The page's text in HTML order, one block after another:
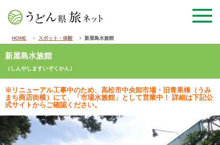
HOME スポット・体験 新屋島水族館
新屋島水族館
（しんやしますいぞくかん）
※リニューアル工事中のため、高松市中央卸市場・旧青果棟（うみ
まち商店街横）にて、「市場水族館」として営業中！ 詳細は下記公
式サイトからご確認ください。